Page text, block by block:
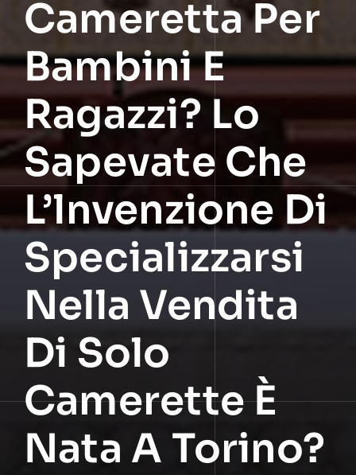
Cameretta Per
Bambini E
Ragazzi? Lo
Sapevate Che
L’lnvenzione Di
Specializzarsi
Nella Vendita
Di Solo
Camerette È
Nata A Torino?